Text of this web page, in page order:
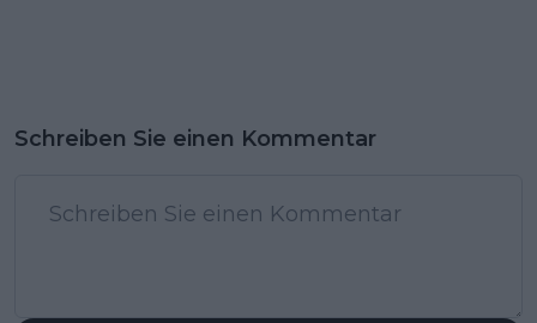
Schreiben Sie einen Kommentar